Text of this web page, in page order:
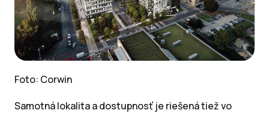
Foto: Corwin
Samotná lokalita a dostupnosť je riešená tiež vo